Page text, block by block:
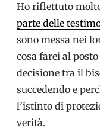
Ho riflettuto
parte delle
sono messa nei
cosa farei al
decisione tra il
succedendo e
l’istinto di
verità.